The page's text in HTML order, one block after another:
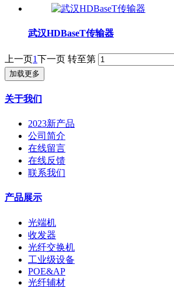
武汉HDBaseT传输器
上一页1下一页 转至第
加载更多
关于我们
2023新产品
公司简介
在线留言
在线反馈
联系我们
产品展示
光端机
收发器
光纤交换机
工业级设备
POE&AP
光纤辅材